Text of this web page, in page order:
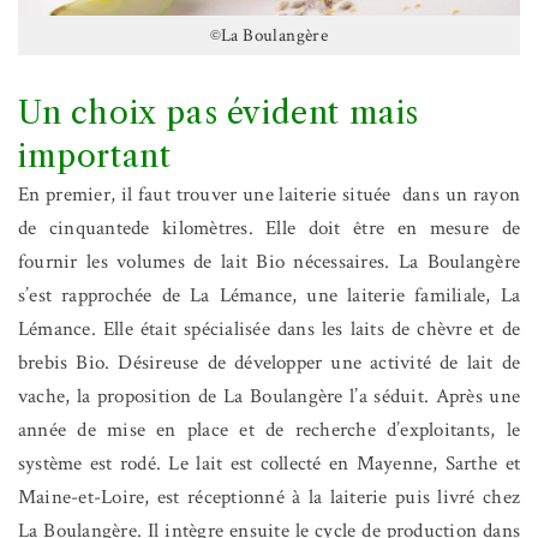
©La Boulangère
Un choix pas évident mais
important
En premier, il faut trouver une laiterie située dans un rayon
de cinquantede kilomètres. Elle doit être en mesure de
fournir les volumes de lait Bio nécessaires. La Boulangère
s’est rapprochée de La Lémance, une laiterie familiale, La
Lémance. Elle était spécialisée dans les laits de chèvre et de
brebis Bio. Désireuse de développer une activité de lait de
vache, la proposition de La Boulangère l’a séduit. Après une
année de mise en place et de recherche d’exploitants, le
système est rodé. Le lait est collecté en Mayenne, Sarthe et
Maine-et-Loire, est réceptionné à la laiterie puis livré chez
La Boulangère. Il intègre ensuite le cycle de production dans